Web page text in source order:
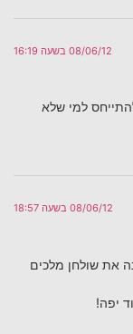
08/06/12 בשעה 16:19
למי שלא
08/06/12 בשעה 18:57
את שולחן מלכים
יפה!